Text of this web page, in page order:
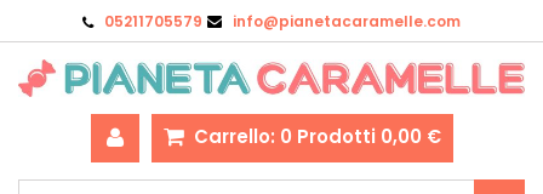
05211705579 info@pianetacaramelle.com
Carrello: 0 Prodotti 0,00 €